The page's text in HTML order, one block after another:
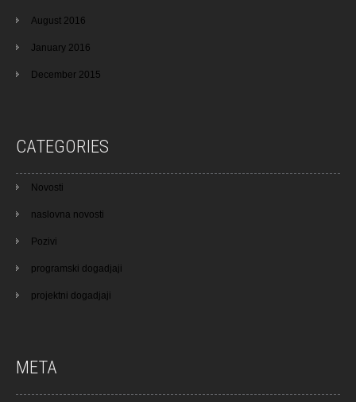
August 2016
January 2016
December 2015
CATEGORIES
Novosti
naslovna novosti
Pozivi
programski dogadjaji
projektni dogadjaji
META